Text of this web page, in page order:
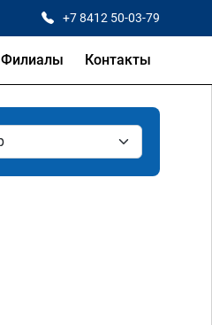
+7 8412 50-03-79
Филиалы Контакты